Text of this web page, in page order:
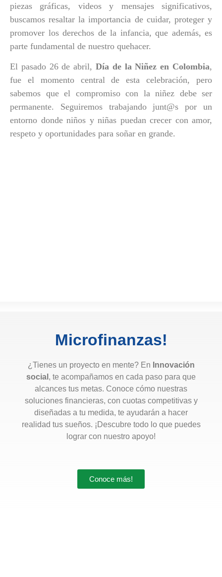
piezas gráficas, videos y mensajes significativos,
buscamos resaltar la importancia de cuidar, proteger y
promover los derechos de la infancia, que además, es
parte fundamental de nuestro quehacer.
El pasado 26 de abril, Día de la Niñez en Colombia,
fue el momento central de esta celebración, pero
sabemos que el compromiso con la niñez debe ser
permanente. Seguiremos trabajando junt@s por un
entorno donde niños y niñas puedan crecer con amor,
respeto y oportunidades para soñar en grande.
Microfinanzas!
¿Tienes un proyecto en mente? En Innovación
social , te acompañamos en cada paso para que
alcances tus metas. Conoce cómo nuestras
soluciones financieras, con cuotas competitivas y
diseñadas a tu medida, te ayudarán a hacer
realidad tus sueños. ¡Descubre todo lo que puedes
lograr con nuestro apoyo!
Conoce más!